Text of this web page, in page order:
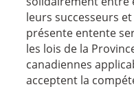
leurs successeurs
présente entente
les lois de la
canadiennes
acceptent la